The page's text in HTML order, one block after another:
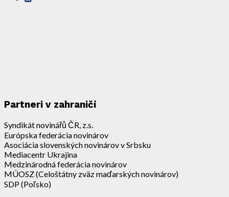
Partneri v zahraničí
Syndikát novinářů ČR, z.s.
Európska federácia novinárov
Asociácia slovenských novinárov v Srbsku
Mediacentr Ukrajina
Medzinárodná federácia novinárov
MÚOSZ (Celoštátny zväz maďarských novinárov)
SDP (Poľsko)